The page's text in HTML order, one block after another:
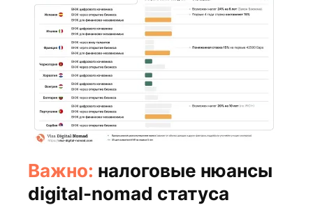
Евгений Соколов
Миграционный специалист с 9-летним опытом в
сфере инвестиционных программ. За годы
практики сформировал экспертизу в подборе
индивидуальных решений для предпринимателей,
инвесторов и цифровых кочевников.
Опубликовано: 02 июня 2025
Важно: налоговые нюансы
digital-nomad статуса